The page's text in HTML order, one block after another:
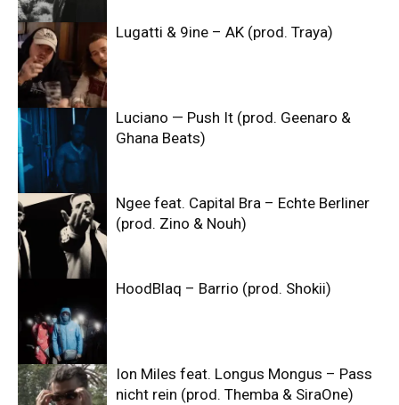
Lugatti & 9ine – AK (prod. Traya)
Luciano — Push It (prod. Geenaro &
Ghana Beats)
Ngee feat. Capital Bra – Echte Berliner
(prod. Zino & Nouh)
HoodBlaq – Barrio (prod. Shokii)
Ion Miles feat. Longus Mongus – Pass
nicht rein (prod. Themba & SiraOne)